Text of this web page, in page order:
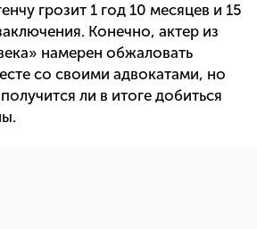
грозит 1 год 10 месяцев и 15
Конечно, актер из
намерен обжаловать
со своими адвокатами, но
ли в итоге добиться